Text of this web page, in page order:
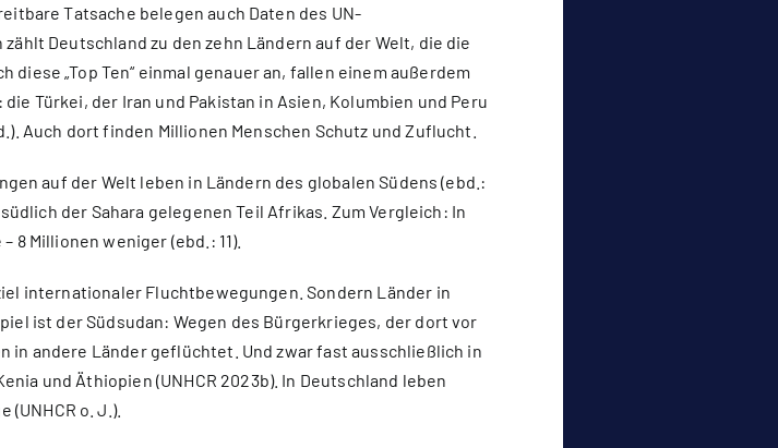
Tatsache belegen auch Daten des UN-
Deutschland zu den zehn Ländern auf der Welt, die die
„Top Ten“ einmal genauer an, fallen einem außerdem
Türkei, der Iran und Pakistan in Asien, Kolumbien und Peru
Auch dort finden Millionen Menschen Schutz und Zuflucht.
auf der Welt leben in Ländern des globalen Südens (ebd.:
der Sahara gelegenen Teil Afrikas. Zum Vergleich: In
8 Millionen weniger (ebd.: 11).
internationaler Fluchtbewegungen. Sondern Länder in
ist der Südsudan: Wegen des Bürgerkrieges, der dort vor
in andere Länder geflüchtet. Und zwar fast ausschließlich in
und Äthiopien (UNHCR 2023b). In Deutschland leben
o. J.).